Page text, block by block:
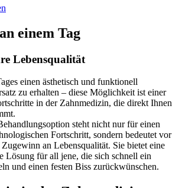
einem Tag
Lebensqualität
einen ästhetisch und funktionell
zu erhalten – diese Möglichkeit ist einer
in der Zahnmedizin, die direkt Ihnen
steht nicht nur für einen
Fortschritt, sondern bedeutet vor
an Lebensqualität. Sie bietet eine
Lösung für all jene, die sich schnell ein
und einen festen Biss zurückwünschen.